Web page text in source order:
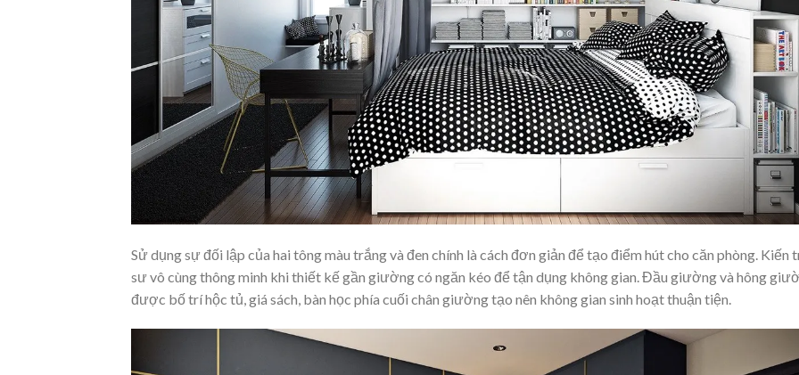
Sử dụng sự đối lập của hai tông màu trắng và đen chính là cách đơn giản để tạo điểm hút cho căn phòng. Kiến
sư vô cùng thông minh khi thiết kế gần giường có ngăn kéo để tận dụng không gian. Đầu giường và hông
được bố trí hộc tủ, giá sách, bàn học phía cuối chân giường tạo nên không gian sinh hoạt thuận tiện.